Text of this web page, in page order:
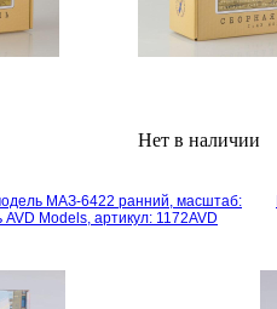
Нет в наличии
МАЗ-6422 ранний, масштаб:
Models, артикул: 1172AVD